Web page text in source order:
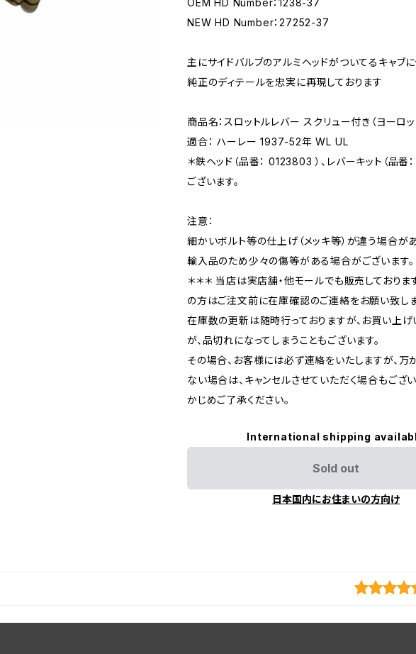
OEM HD Number：1238-37
NEW HD Number：27252-37
主にサイドバルブのアルミヘッドがついてるキャブ
純正のディテールを忠実に再現しております
商品名：スロットルレバー スクリュー付き（ヨーロッ
適合： ハーレー 1937-52年 WL UL
＊鉄ヘッド（品番： 0123803 ）、レバーキット（品番
ございます。
注意：
細かいボルト等の仕上げ（メッキ等）が違う場合が
輸入品のため少々の傷等がある場合がございます。
＊＊＊ 当店は実店舗・他モールでも販売しておりま
の方はご注文前に在庫確認のご連絡をお願い致し
在庫数の更新は随時行っておりますが、お買い上
が、品切れになってしまうこともございます。
その場合、お客様には必ず連絡をいたしますが、
ない場合は、キャンセルさせていただく場合もござ
かじめご了承ください。
International shipping
Sold out
日本国内にお住まいの方向け